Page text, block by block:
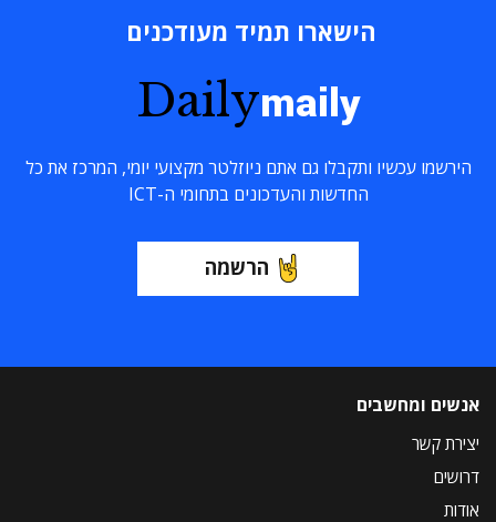
הישארו תמיד מעודכנים
Dailymaily
הירשמו עכשיו ותקבלו גם אתם ניוזלטר מקצועי יומי, המרכז את כל
החדשות והעדכונים בתחומי ה-ICT
הרשמה
אנשים ומחשבים
יצירת קשר
דרושים
אודות